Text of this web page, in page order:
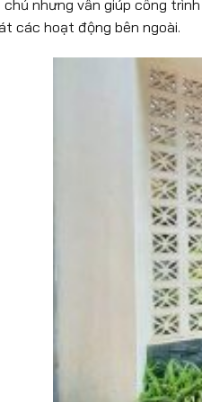
chủ nhưng vẫn giúp công
các hoạt động bên ngoài.